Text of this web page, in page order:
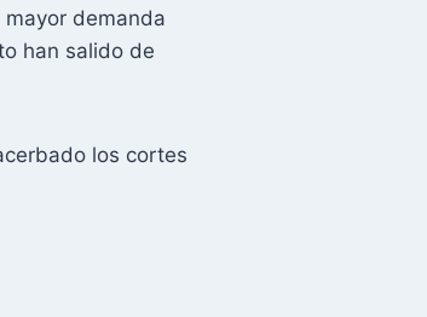
demanda
han salido de
los cortes